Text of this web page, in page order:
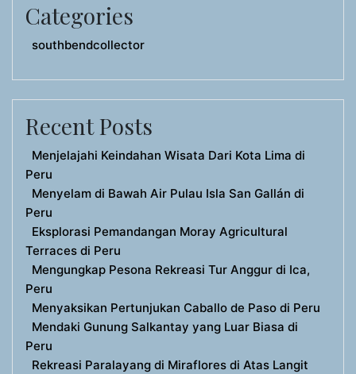
Categories
southbendcollector
Recent Posts
Menjelajahi Keindahan Wisata Dari Kota Lima di
Peru
Menyelam di Bawah Air Pulau Isla San Gallán di
Peru
Eksplorasi Pemandangan Moray Agricultural
Terraces di Peru
Mengungkap Pesona Rekreasi Tur Anggur di Ica,
Peru
Menyaksikan Pertunjukan Caballo de Paso di Peru
Mendaki Gunung Salkantay yang Luar Biasa di
Peru
Rekreasi Paralayang di Miraflores di Atas Langit